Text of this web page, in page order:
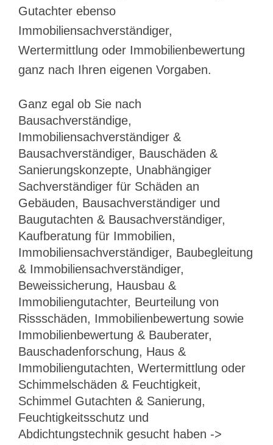
Gutachter ebenso
Immobiliensachverständiger,
Wertermittlung oder Immobilienbewertung
ganz nach Ihren eigenen Vorgaben.
Ganz egal ob Sie nach
Bausachverständige,
Immobiliensachverständiger &
Bausachverständiger, Bauschäden &
Sanierungskonzepte, Unabhängiger
Sachverständiger für Schäden an
Gebäuden, Bausachverständiger und
Baugutachten & Bausachverständiger,
Kaufberatung für Immobilien,
Immobiliensachverständiger, Baubegleitung
& Immobiliensachverständiger,
Beweissicherung, Hausbau &
Immobiliengutachter, Beurteilung von
Rissschäden, Immobilienbewertung sowie
Immobilienbewertung & Bauberater,
Bauschadenforschung, Haus &
Immobiliengutachten, Wertermittlung oder
Schimmelschäden & Feuchtigkeit,
Schimmel Gutachten & Sanierung,
Feuchtigkeitsschutz und
Abdichtungstechnik gesucht haben ->